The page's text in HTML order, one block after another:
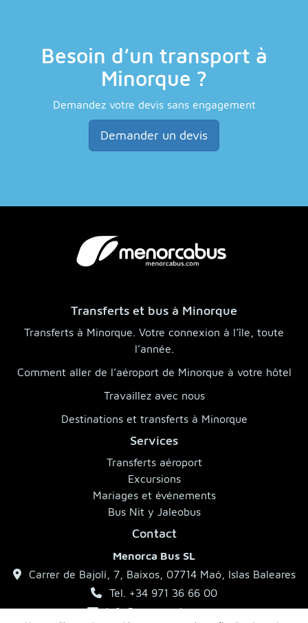
Besoin d’un transport à
Minorque ?
Demandez votre devis sans engagement
Demander un devis
Transferts et bus à Minorque
Transferts à Minorque. Votre connexion à l’île, toute
l’année.
Comment aller de l’aéroport de Minorque à votre hôtel
Travaillez avec nous
Destinations et transferts à Minorque
Services
Transferts aéroport
Excursions
Mariages et événements
Bus Nit y Jaleobus
Contact
Menorca Bus SL
Carrer de Bajolí, 7, Baixos, 07714 Maó, Islas Baleares
Tel. +34 971 36 66 00
info@menorcabus.com